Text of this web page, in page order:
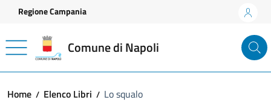
Vai ai contenuti
Vai al footer
Regione Campania
Comune di Napoli
Home Elenco Libri Lo squalo